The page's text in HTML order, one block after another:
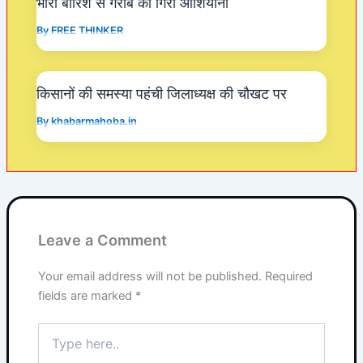
By FREE THINKER
किसानों की समस्या पहंची जिलाध्यक्ष की चौखट पर
Bykhabarmahoba.in
Leave a Comment
Your email address will not be published. Required
fields are marked *
here..